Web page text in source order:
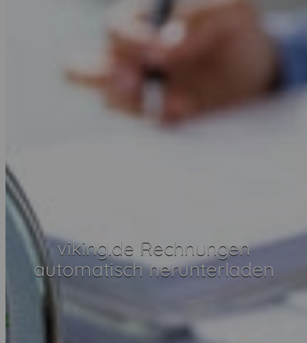
viking.de Rechnungen
automatisch herunterladen